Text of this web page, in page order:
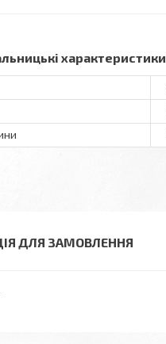
характеристики
ДЛЯ ЗАМОВЛЕННЯ